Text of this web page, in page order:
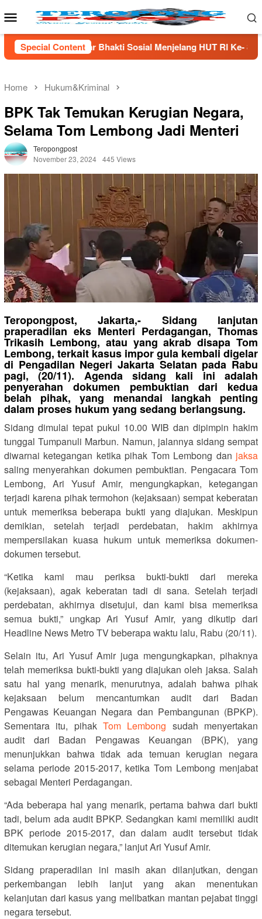
to
Mobile
Menu
Special Content
Sosial Menjelang HUT Rl Ke- 81 Di Lampung Selatan
Home Hukum&Kriminal
BPK Tak Temukan Kerugian Negara,
Selama Tom Lembong Jadi Menteri
Teropongpost
November 23, 2024 445 Views
Teropongpost, Jakarta,- Sidang lanjutan
praperadilan eks Menteri Perdagangan, Thomas
Trikasih Lembong, atau yang akrab disapa Tom
Lembong, terkait kasus impor gula kembali digelar
di Pengadilan Negeri Jakarta Selatan pada Rabu
pagi, (20/11). Agenda sidang kali ini adalah
penyerahan dokumen pembuktian dari kedua
belah pihak, yang menandai langkah penting
dalam proses hukum yang sedang berlangsung.
Sidang dimulai tepat pukul 10.00 WIB dan dipimpin hakim
tunggal Tumpanuli Marbun. Namun, jalannya sidang sempat
diwarnai ketegangan ketika pihak Tom Lembong dan jaksa
saling menyerahkan dokumen pembuktian. Pengacara Tom
Lembong, Ari Yusuf Amir, mengungkapkan, ketegangan
terjadi karena pihak termohon (kejaksaan) sempat keberatan
untuk memeriksa beberapa bukti yang diajukan. Meskipun
demikian, setelah terjadi perdebatan, hakim akhirnya
mempersilakan kuasa hukum untuk memeriksa dokumen-
dokumen tersebut.
“Ketika kami mau periksa bukti-bukti dari mereka
(kejaksaan), agak keberatan tadi di sana. Setelah terjadi
perdebatan, akhirnya disetujui, dan kami bisa memeriksa
semua bukti,” ungkap Ari Yusuf Amir, yang dikutip dari
Headline News Metro TV beberapa waktu lalu, Rabu (20/11).
Selain itu, Ari Yusuf Amir juga mengungkapkan, pihaknya
telah memeriksa bukti-bukti yang diajukan oleh jaksa. Salah
satu hal yang menarik, menurutnya, adalah bahwa pihak
kejaksaan belum mencantumkan audit dari Badan
Pengawas Keuangan Negara dan Pembangunan (BPKP).
Sementara itu, pihak Tom Lembong sudah menyertakan
audit dari Badan Pengawas Keuangan (BPK), yang
menunjukkan bahwa tidak ada temuan kerugian negara
selama periode 2015-2017, ketika Tom Lembong menjabat
sebagai Menteri Perdagangan.
“Ada beberapa hal yang menarik, pertama bahwa dari bukti
tadi, belum ada audit BPKP. Sedangkan kami memiliki audit
BPK periode 2015-2017, dan dalam audit tersebut tidak
ditemukan kerugian negara,” lanjut Ari Yusuf Amir.
Sidang praperadilan ini masih akan dilanjutkan, dengan
perkembangan lebih lanjut yang akan menentukan
kelanjutan dari kasus yang melibatkan mantan pejabat tinggi
negara tersebut.